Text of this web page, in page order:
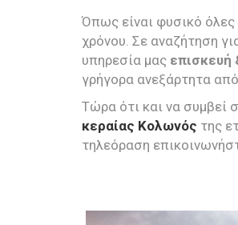
Όπως είναι φυσικό
χρόνου. Σε αναζήτηση
υπηρεσία μας επισκευή
γρήγορα ανεξάρτητα
Τώρα ότι και να συμβεί
κεραίας Κολωνός της
τηλεόραση